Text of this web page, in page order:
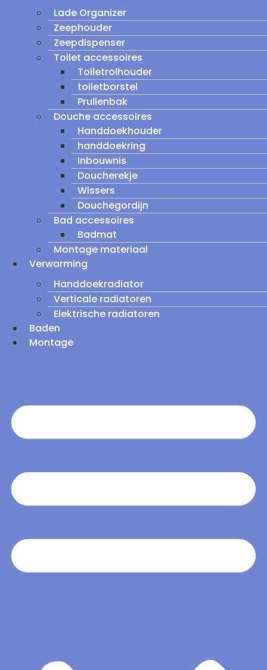
Lade Organizer
Zeephouder
Zeepdispenser
Toilet accessoires
Toiletrolhouder
toiletborstel
Prullenbak
Douche accessoires
Handdoekhouder
handdoekring
Inbouwnis
Doucherekje
Wissers
Douchegordijn
Bad accessoires
Badmat
Montage materiaal
Verwarming
Handdoekradiator
Verticale radiatoren
Elektrische radiatoren
Baden
Montage